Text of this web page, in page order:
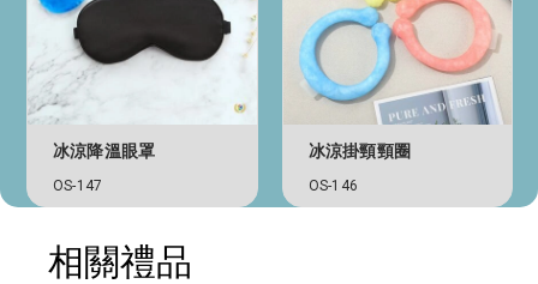
冰涼降溫眼罩
OS-147
冰涼掛頸頸圈
OS-146
相關禮品